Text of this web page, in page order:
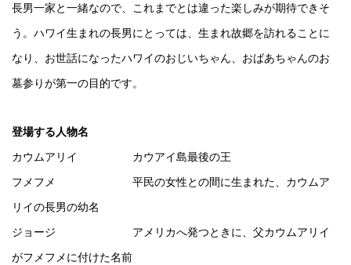
長男一家と一緒なので、これまでとは違った楽しみが期待できそ
う。ハワイ生まれの長男にとっては、生まれ故郷を訪れることに
なり、お世話になったハワイのおじいちゃん、おばあちゃんのお
墓参りが第一の目的です。
登場する人物名
カウムアリイ カウアイ島最後の王
フメフメ 平民の女性との間に生まれた、カウムア
リイの長男の幼名
ジョージ アメリカへ発つときに、父カウムアリイ
がフメフメに付けた名前